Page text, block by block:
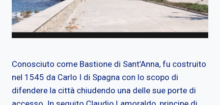
Conosciuto come Bastione di Sant’Anna, fu costruito
nel 1545 da Carlo I di Spagna con lo scopo di
difendere la città chiudendo una delle sue porte di